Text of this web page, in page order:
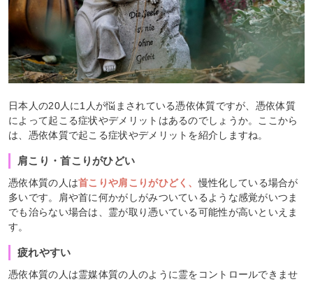
日本人の20人に1人が悩まされている憑依体質ですが、憑依体質
によって起こる症状やデメリットはあるのでしょうか。ここから
は、憑依体質で起こる症状やデメリットを紹介しますね。
肩こり・首こりがひどい
憑依体質の人は首こりや肩こりがひどく、慢性化している場合が
多いです。肩や首に何かがしがみついているような感覚がいつま
でも治らない場合は、霊が取り憑いている可能性が高いといえま
す。
疲れやすい
憑依体質の人は霊媒体質の人のように霊をコントロールできませ